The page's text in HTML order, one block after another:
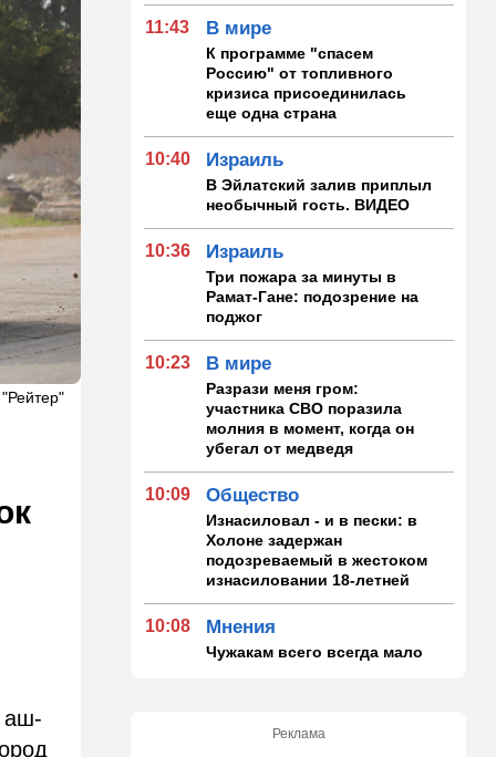
аш-
11:43 В мире
К программе "спасем
Россию" от топливного
кризиса присоединилась
еще одна страна
10:40 Израиль
В Эйлатский залив приплыл
необычный гость. ВИДЕО
10:36 Израиль
Три пожара за минуты в
Рамат-Гане: подозрение на
поджог
10:23 В мире
Разрази меня гром:
участника СВО поразила
молния в момент, когда он
убегал от медведя
10:09 Общество
Изнасиловал - и в пески: в
Холоне задержан
подозреваемый в жестоком
изнасиловании 18-летней
10:08 Мнения
Чужакам всего всегда мало
в наступление
Реклама